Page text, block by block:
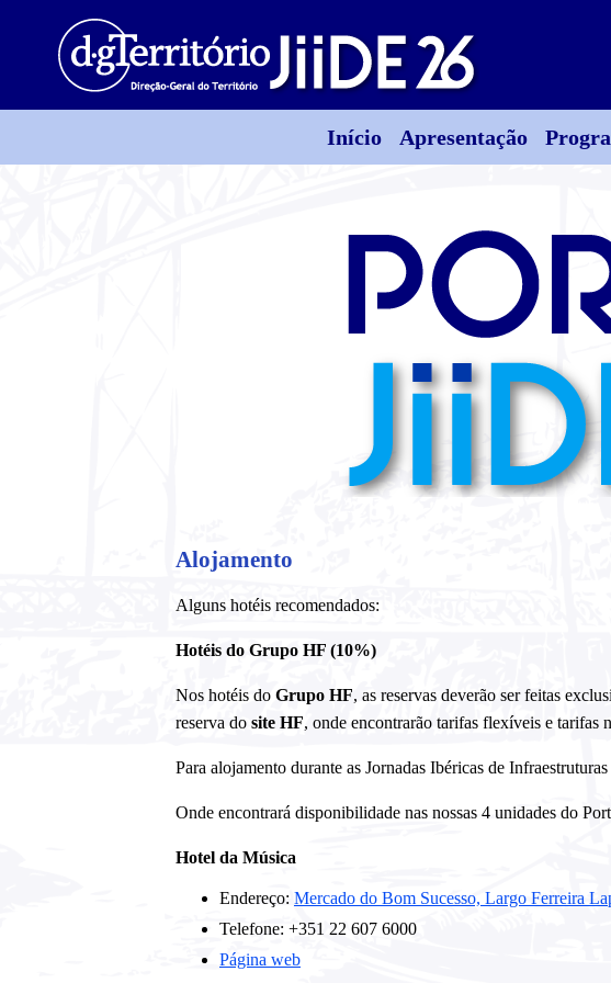
Início Apresentação
Alojamento
Alguns hotéis recomendados:
Hotéis do Grupo HF (10%)
Nos hotéis do Grupo HF, as reservas deverão ser feitas
reserva do site HF, onde encontrarão tarifas flexíveis e tarifas
Para alojamento durante as Jornadas Ibéricas de
Onde encontrará disponibilidade nas nossas 4 unidades do
Hotel da Música
Endereço: Mercado do Bom Sucesso, Largo Ferreira
Telefone: +351 22 607 6000
Página web